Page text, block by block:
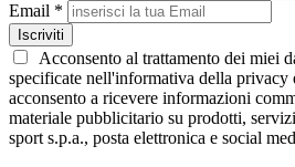
Email *
Iscriviti
Acconsento al trattamento dei miei
specificate nell'informativa della privacy
acconsento a ricevere informazioni
materiale pubblicitario su prodotti,
sport s.p.a., posta elettronica e social